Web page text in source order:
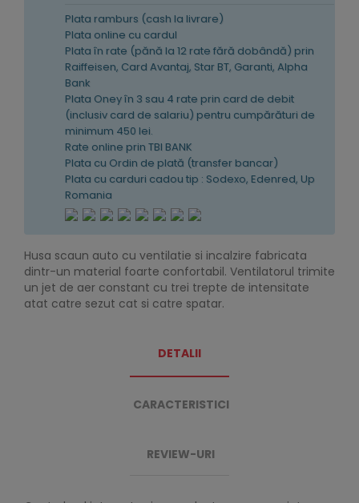
Plata ramburs (cash la livrare)
Plata online cu cardul
Plata în rate (pănă la 12 rate fără dobândă) prin
Raiffeisen, Card Avantaj, Star BT, Garanti, Alpha
Bank
Plata Oney în 3 sau 4 rate prin card de debit
(inclusiv card de salariu) pentru cumpărături de
minimum 450 lei.
Rate online prin TBI BANK
Plata cu Ordin de plată (transfer bancar)
Plata cu carduri cadou tip : Sodexo, Edenred, Up
Romania
Husa scaun auto cu ventilatie si incalzire fabricata
dintr-un material foarte confortabil. Ventilatorul trimite
un jet de aer constant cu trei trepte de intensitate
atat catre sezut cat si catre spatar.
DETALII
CARACTERISTICI
REVIEW-URI